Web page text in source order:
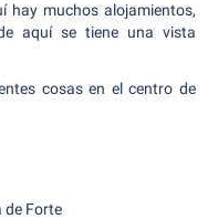
hay muchos alojamientos,
aquí se tiene una vista
cosas en el centro de
de Forte